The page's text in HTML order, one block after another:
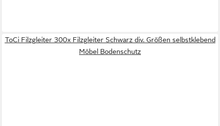
ToCi Filzgleiter 300x Filzgleiter Schwarz div. Größen selbstklebend
Möbel Bodenschutz